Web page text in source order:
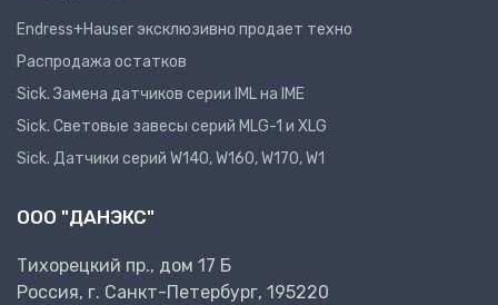
Endress+Hauser эксклюзивно продает техно
Распродажа остатков
Sick. Замена датчиков серии IML на IME
Sick. Световые завесы серий MLG-1 и XLG
Sick. Датчики серий W140, W160, W170, W1
ООО "ДАНЭКС"
Тихорецкий пр., дом 17 Б
Россия, г. Санкт-Петербург, 195220